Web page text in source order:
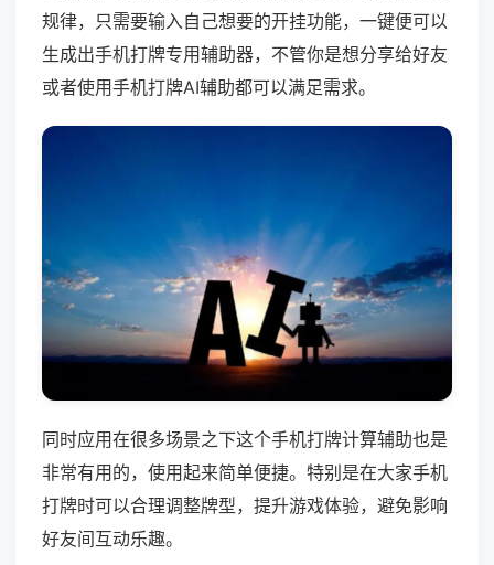
规律，只需要输入自己想要的开挂功能，一键便可以
生成出手机打牌专用辅助器，不管你是想分享给好友
或者使用手机打牌AI辅助都可以满足需求。
同时应用在很多场景之下这个手机打牌计算辅助也是
非常有用的，使用起来简单便捷。特别是在大家手机
打牌时可以合理调整牌型，提升游戏体验，避免影响
好友间互动乐趣。